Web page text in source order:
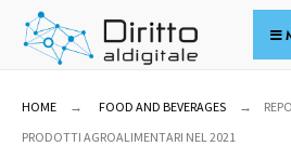
Skip
HOME FOOD AND BEVERAGES
PRODOTTI AGROALIMENTARI NEL 2021